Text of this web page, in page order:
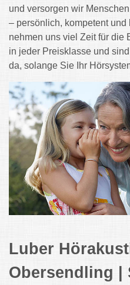
und versorgen wir
– persönlich, kompetent
nehmen uns viel Zeit für die
in jeder Preisklasse und
da, solange Sie Ihr
Luber
Obersendling |